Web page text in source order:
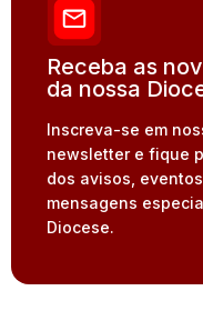
Receba as
da nossa
Inscreva-se em
newsletter e fique
dos avisos,
mensagens
Diocese.